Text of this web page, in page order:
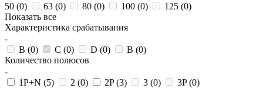
50 (0) 63 (0) 80 (0) 100 (0) 125 (0)
Показать все
Характеристика срабатывания
B (0) C (0) D (0) В (0)
Количество полюсов
1P+N (5) 2 (0) 2P (3) 3 (0) 3P (0)